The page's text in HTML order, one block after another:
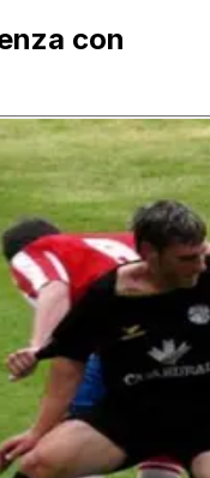
con